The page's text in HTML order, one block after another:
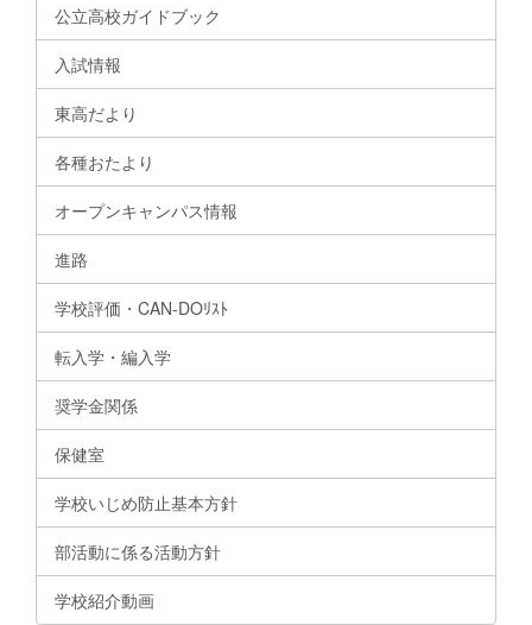
公立高校ガイドブック
入試情報
東高だより
各種おたより
オープンキャンパス情報
進路
学校評価・CAN-DOﾘｽﾄ
転入学・編入学
奨学金関係
保健室
学校いじめ防止基本方針
部活動に係る活動方針
学校紹介動画